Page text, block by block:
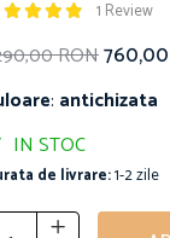
1 Review
RON
: antichizata
IN STOC
de livrare:1-2 zile